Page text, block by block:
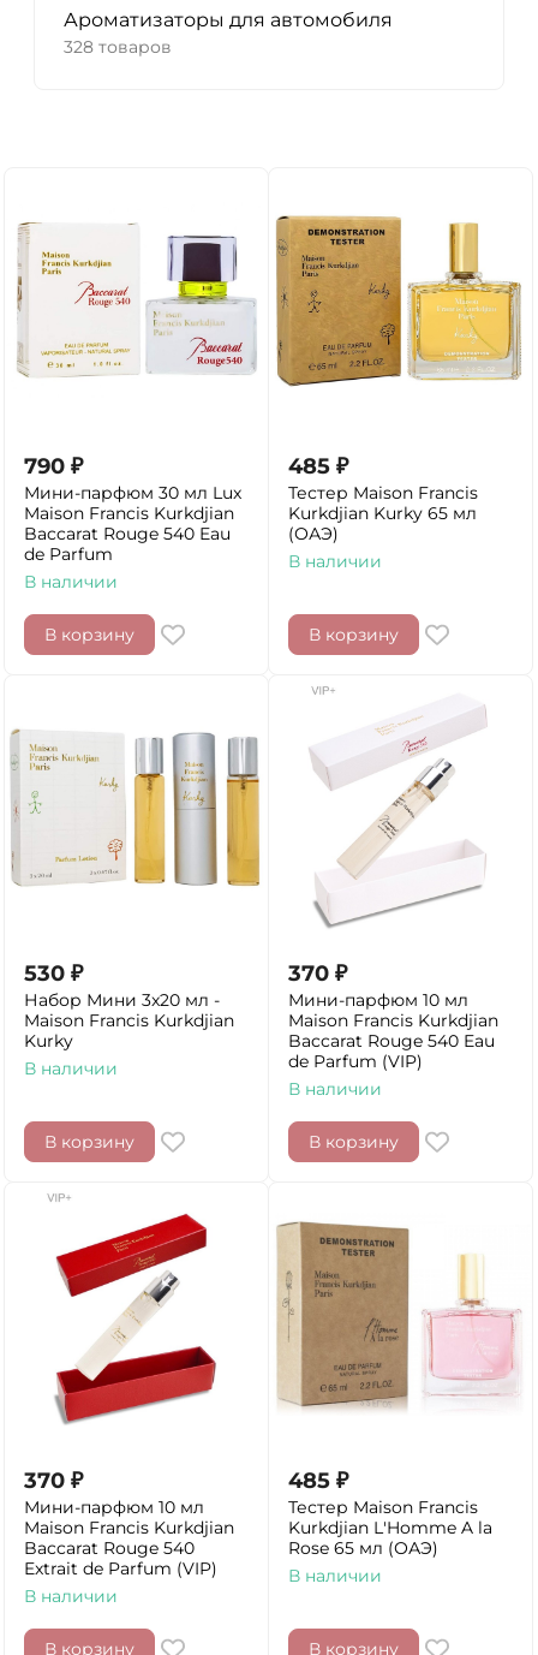
Ароматизаторы для автомобиля
328 товаров
790 ₽
Мини-парфюм 30 мл Lux
Maison Francis Kurkdjian
Baccarat Rouge 540 Eau
de Parfum
В наличии
В корзину
485 ₽
Тестер Maison Francis
Kurkdjian Kurky 65 мл
(ОАЭ)
В наличии
В корзину
530 ₽
Набор Мини 3x20 мл -
Maison Francis Kurkdjian
Kurky
В наличии
В корзину
370 ₽
Мини-парфюм 10 мл
Maison Francis Kurkdjian
Baccarat Rouge 540 Eau
de Parfum (VIP)
В наличии
В корзину
370 ₽
Мини-парфюм 10 мл
Maison Francis Kurkdjian
Baccarat Rouge 540
Extrait de Parfum (VIP)
В наличии
В корзину
485 ₽
Тестер Maison Francis
Kurkdjian L'Homme A la
Rose 65 мл (ОАЭ)
В наличии
В корзину